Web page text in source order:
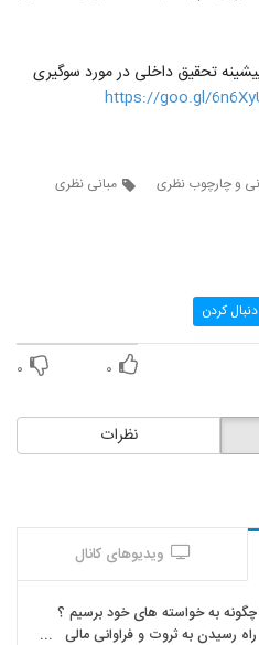
تحقیق داخلی در مورد سوگیری
https://goo.gl/
و چارچوب نظری
مبانی نظری
دنبال کردن
۰ ۰
نظرات
ویدیوهای کانال
چگونه به خواسته های خود برسیم ؟
راه رسیدن به ثروت و فراوانی مالی